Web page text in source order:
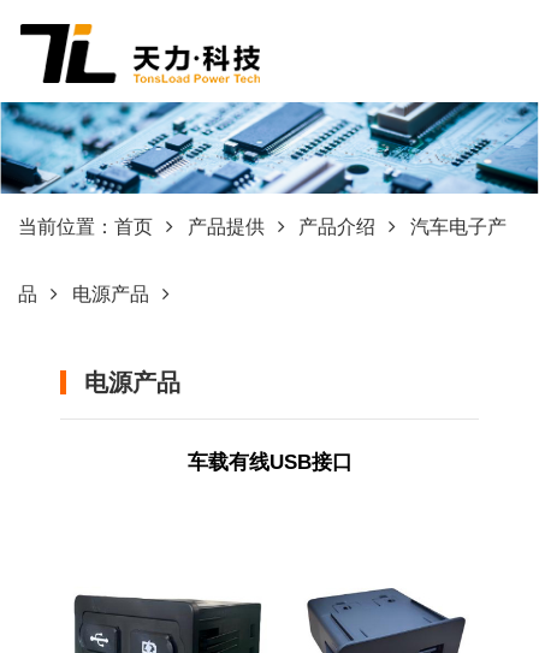
当前位置： 首页 产品提供 产品介绍 汽车电子产
品 电源产品
电源产品
车载有线USB接口